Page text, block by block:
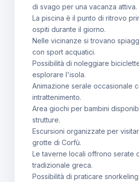
di svago per una vacanza attiva.
La piscina è il punto di ritrovo
ospiti durante il giorno.
Nelle vicinanze si trovano
con sport acquatici.
Possibilità di noleggiare
esplorare l'isola.
Animazione serale occasionale
intrattenimento.
Area giochi per bambini
strutture.
Escursioni organizzate per
grotte di Corfù.
Le taverne locali offrono serate
tradizionale greca.
Possibilità di praticare